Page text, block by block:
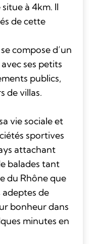
à 4km. Il
de cette
compose d’un
ses petits
publics,
de villas.
vie sociale et
sportives
attachant
balades tant
du Rhône que
adeptes de
bonheur dans
minutes en